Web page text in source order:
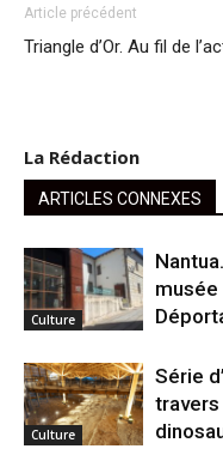
Article précédent
Triangle d’Or. Au fil de
La Rédaction
ARTICLES CONNEXES
Culture
musée
Culture
Série
travers